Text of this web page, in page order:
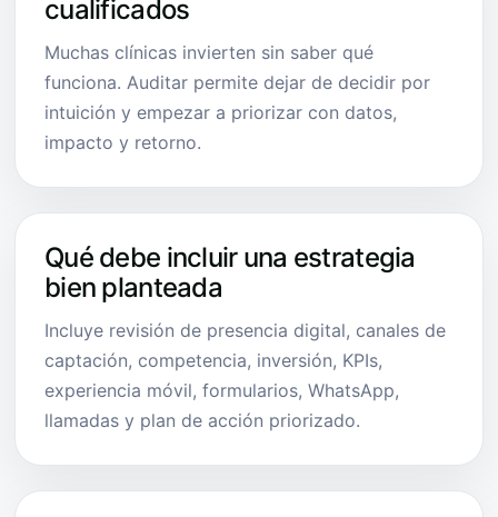
cualificados
Muchas clínicas invierten sin saber qué
funciona. Auditar permite dejar de decidir por
intuición y empezar a priorizar con datos,
impacto y retorno.
Qué debe incluir una estrategia
bien planteada
Incluye revisión de presencia digital, canales de
captación, competencia, inversión, KPIs,
experiencia móvil, formularios, WhatsApp,
llamadas y plan de acción priorizado.